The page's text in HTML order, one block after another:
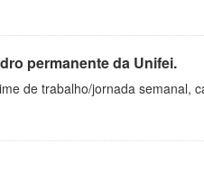
permanente da Unifei.
de trabalho/jornada semanal,